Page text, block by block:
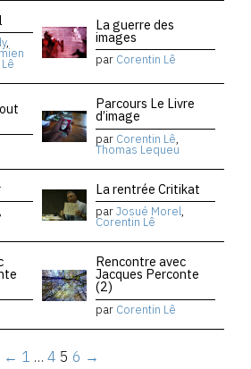
,
La guerre des
images
par Corentin Lê
Parcours Le Livre
d’image
par Corentin Lê,
Thomas Lequeu
,
La rentrée Critikat
parJosué Morel,
Corentin Lê
Rencontre avec
Jacques Perconte
(2)
par Corentin Lê
← 1 … 4 5 6 →